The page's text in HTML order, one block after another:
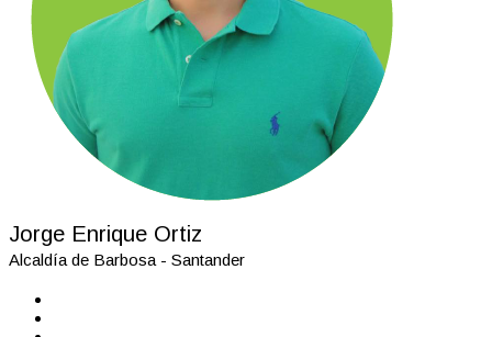
Jorge Enrique Ortiz
Alcaldía de Barbosa - Santander